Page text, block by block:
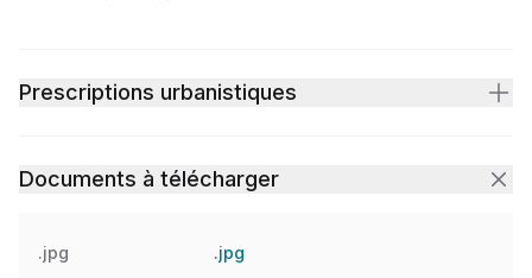
Prescriptions urbanistiques
inondable
Pas situé en zone inondable
Documents à télécharger
.jpg .jpg